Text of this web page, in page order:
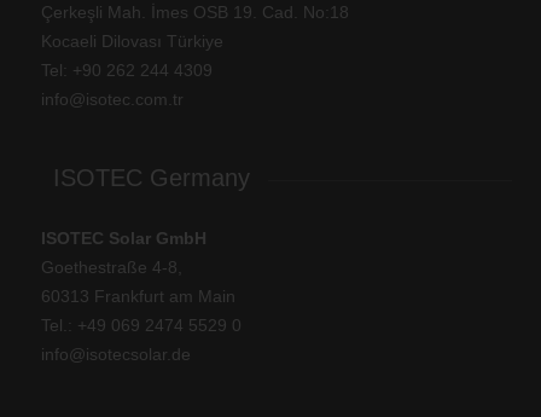
Çerkeşli Mah. İmes OSB 19. Cad. No:18
Kocaeli Dilovası Türkiye
Tel: +90 262 244 4309
info@isotec.com.tr
ISOTEC Germany
ISOTEC Solar GmbH
Goethestraße 4-8,
60313 Frankfurt am Main
Tel.: +49 069 2474 5529 0
info@isotecsolar.de